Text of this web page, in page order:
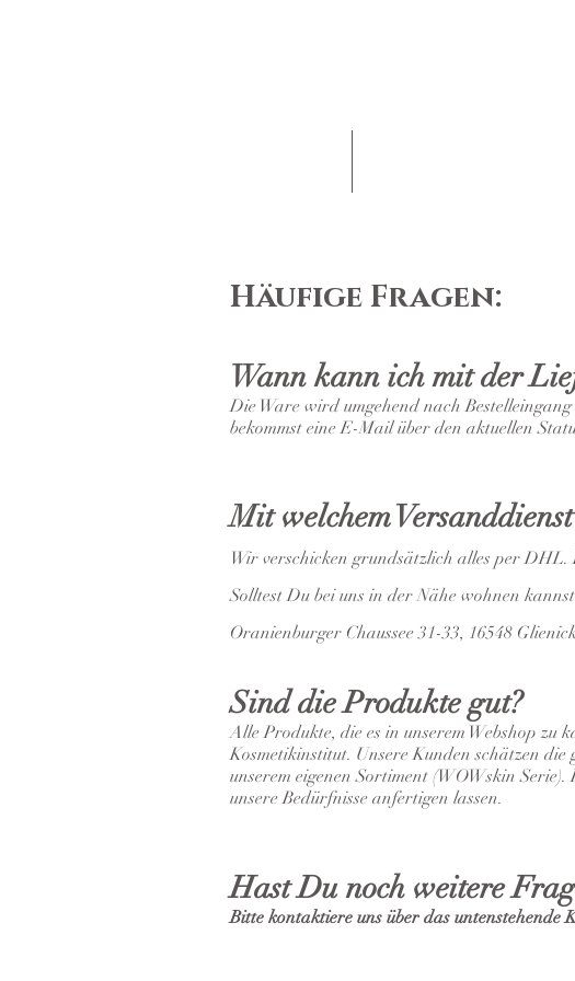
Häufige Fragen:
Wann kann ich mit der
Die Ware wird umgehend nach
bekommst eine E-Mail über den aktuellen
Mit welchem
Wir verschicken grundsätzlich alles per DHL.
Solltest Du bei uns in der Nähe wohnen
Oranienburger Chaussee 31-33, 16548
Sind die Produkte gut?
Alle Produkte, die es in unserem Webshop zu
Kosmetikinstitut. Unsere Kunden schätzen
unserem eigenen Sortiment (WOWskin
unsere Bedürfnisse anfertigen lassen.
Hast Du noch weitere
Bitte kontaktiere uns über das untenstehende